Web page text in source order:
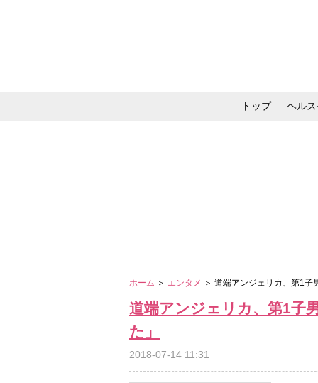
トップ ヘル
ホーム ＞ エンタメ ＞ 道端アンジェリカ、第1
道端アンジェリカ、第1子
た」
2018-07-14 11:31